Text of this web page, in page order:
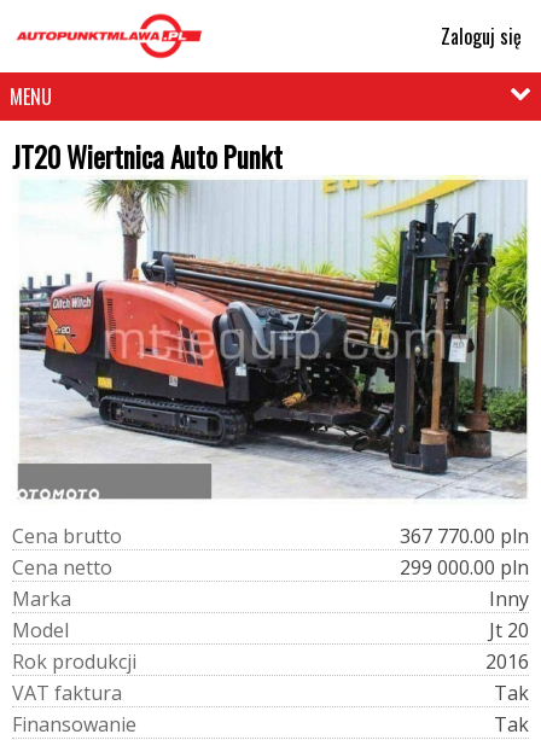
Zaloguj się
MENU
JT20 Wiertnica Auto Punkt
Cena brutto
367 770.00 pln
Cena netto
299 000.00 pln
Marka
Inny
Model
Jt 20
Rok produkcji
2016
VAT faktura
Tak
Finansowanie
Tak